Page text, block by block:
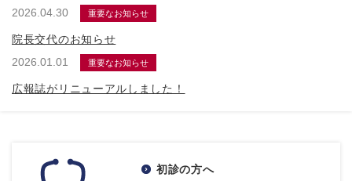
2026.04.30
重要なお知らせ
院長交代のお知らせ
2026.01.01
重要なお知らせ
広報誌がリニューアルしました！
初診の方へ